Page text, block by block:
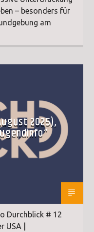
– besonders für
am
2025),
Durchblick # 12
USA |